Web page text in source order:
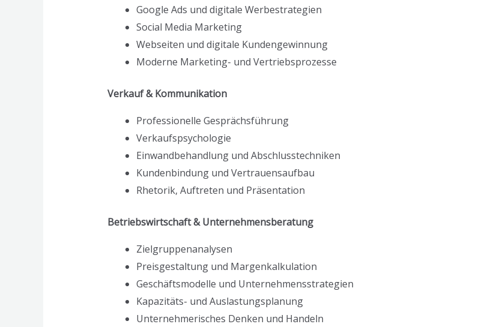
Google Ads und digitale Werbestrategien
Social Media Marketing
Webseiten und digitale Kundengewinnung
Moderne Marketing- und Vertriebsprozesse
Verkauf & Kommunikation
Professionelle Gesprächsführung
Verkaufspsychologie
Einwandbehandlung und Abschlusstechniken
Kundenbindung und Vertrauensaufbau
Rhetorik, Auftreten und Präsentation
Betriebswirtschaft & Unternehmensberatung
Zielgruppenanalysen
Preisgestaltung und Margenkalkulation
Geschäftsmodelle und Unternehmensstrategien
Kapazitäts- und Auslastungsplanung
Unternehmerisches Denken und Handeln